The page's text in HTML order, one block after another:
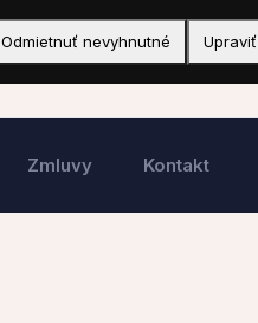
Zmluvy Kontakt
Odmietnuť nevyhnutné Upraviť